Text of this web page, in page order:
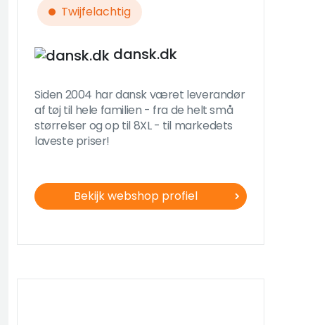
Twijfelachtig
dansk.dk
Siden 2004 har dansk været leverandør
af tøj til hele familien - fra de helt små
størrelser og op til 8XL - til markedets
laveste priser!
Bekijk webshop profiel